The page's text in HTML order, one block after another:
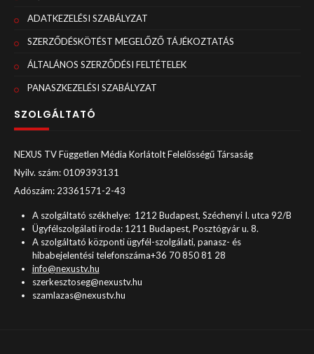
ADATKEZELÉSI SZABÁLYZAT
SZERZŐDÉSKÖTÉST MEGELŐZŐ TÁJÉKOZTATÁS
ÁLTALÁNOS SZERZŐDÉSI FELTÉTELEK
PANASZKEZELÉSI SZABÁLYZAT
SZOLGÁLTATÓ
NEXUS TV Független Média Korlátolt Felelősségű Társaság
Nyilv. szám: 0109393131
Adószám: 23361571-2-43
A szolgáltató székhelye: 1212 Budapest, Széchenyi I. utca 92/B
Ügyfélszolgálati iroda: 1211 Budapest, Posztógyár u. 8.
A szolgáltató központi ügyfél-szolgálati, panasz- és
hibabejelentési telefonszáma+36 70 850 81 28
info@nexustv.hu
szerkesztoseg@nexustv.hu
szamlazas@nexustv.hu